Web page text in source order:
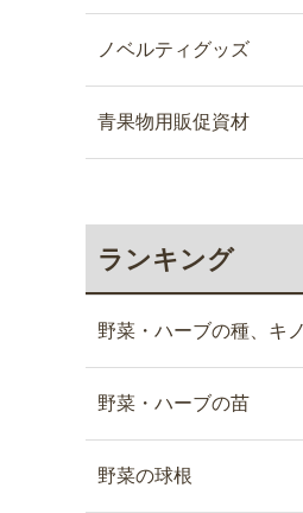
ノベルティグッズ
青果物用販促資材
ランキング
野菜・ハーブの種、キ
野菜・ハーブの苗
野菜の球根